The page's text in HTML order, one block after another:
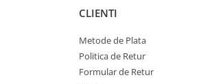
CLIENTI
Metode de Plata
Politica de Retur
Formular de Retur